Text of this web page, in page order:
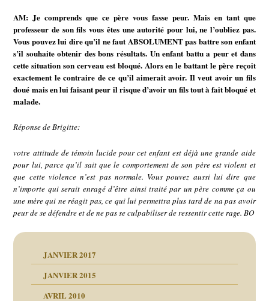
AM: Je comprends que ce père vous fasse peur. Mais en tant que
professeur de son fils vous êtes une autorité pour lui, ne l’oubliez pas.
Vous pouvez lui dire qu’il ne faut ABSOLUMENT pas battre son enfant
s’il souhaite obtenir des bons résultats. Un enfant battu a peur et dans
cette situation son cerveau est bloqué. Alors en le battant le père reçoit
exactement le contraire de ce qu’il aimerait avoir. Il veut avoir un fils
doué mais en lui faisant peur il risque d’avoir un fils tout à fait bloqué et
malade.
Réponse de Brigitte:
votre attitude de témoin lucide pour cet enfant est déjà une grande aide
pour lui, parce qu’il sait que le comportement de son père est violent et
que cette violence n’est pas normale. Vous pouvez aussi lui dire que
n’importe qui serait enragé d’être ainsi traité par un père comme ça ou
une mère qui ne réagit pas, ce qui lui permettra plus tard de na pas avoir
peur de se défendre et de ne pas se culpabiliser de ressentir cette rage. BO
JANVIER 2017
JANVIER 2015
AVRIL 2010